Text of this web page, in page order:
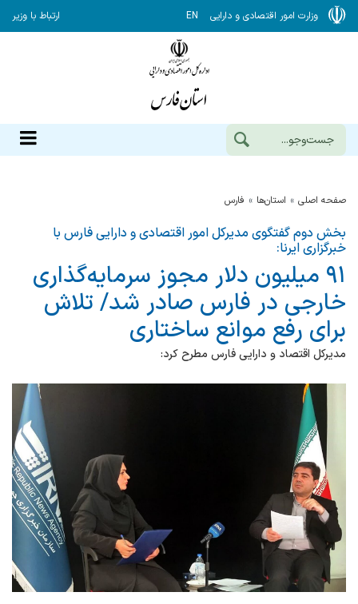
وزارت امور اقتصادی و دارایی EN ارتباط با وزیر
صفحه اصلی استان‌ها فارس
بخش دوم گفتگوی مدیرکل امور اقتصادی و دارایی فارس با
خبرگزاری ایرنا:
۹۱ میلیون دلار مجوز سرمایه‌گذاری
خارجی در فارس صادر شد/ تلاش
برای رفع موانع ساختاری
مدیرکل اقتصاد و دارایی فارس مطرح کرد: